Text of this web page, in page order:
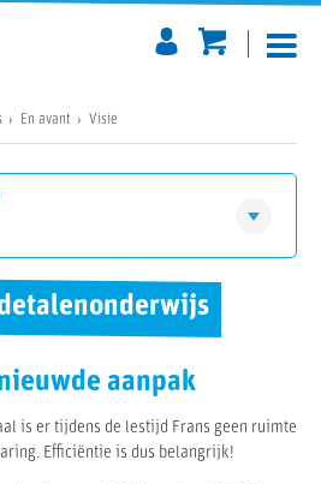
En avant Visie
Didactiek
Differentiatie
Materialen
aanpak
is er tijdens de lestijd Frans geen ruimte
Efficiëntie is dus belangrijk!